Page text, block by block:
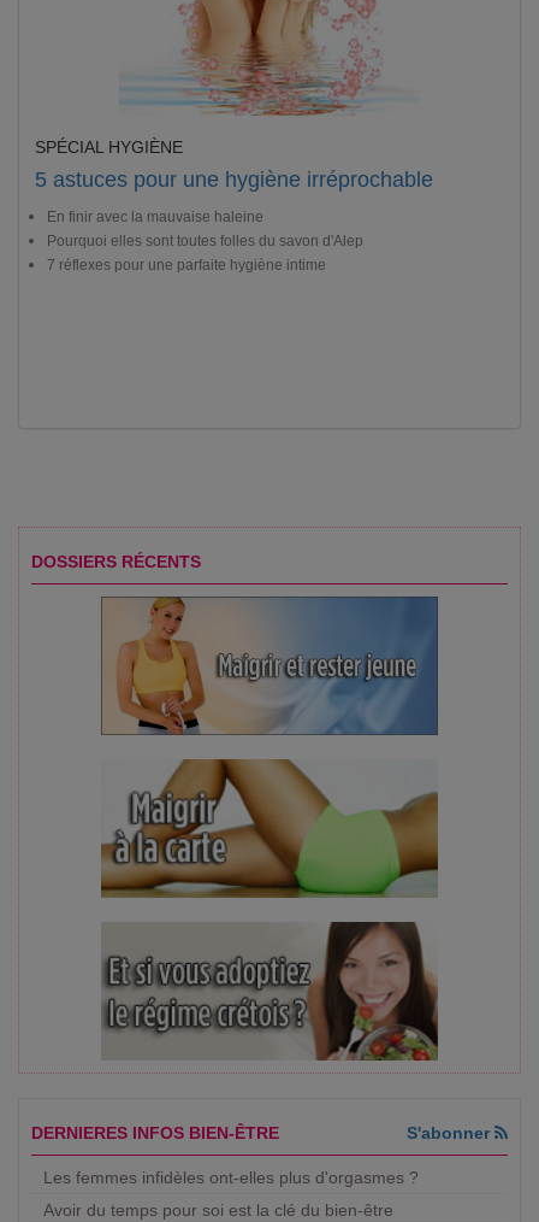
SPÉCIAL HYGIÈNE
5 astuces pour une hygiène irréprochable
En finir avec la mauvaise haleine
Pourquoi elles sont toutes folles du savon d'Alep
7 réflexes pour une parfaite hygiène intime
DOSSIERS RÉCENTS
DERNIERES INFOS BIEN-ÊTRE S'abonner
Les femmes infidèles ont-elles plus d'orgasmes ?
Avoir du temps pour soi est la clé du bien-être